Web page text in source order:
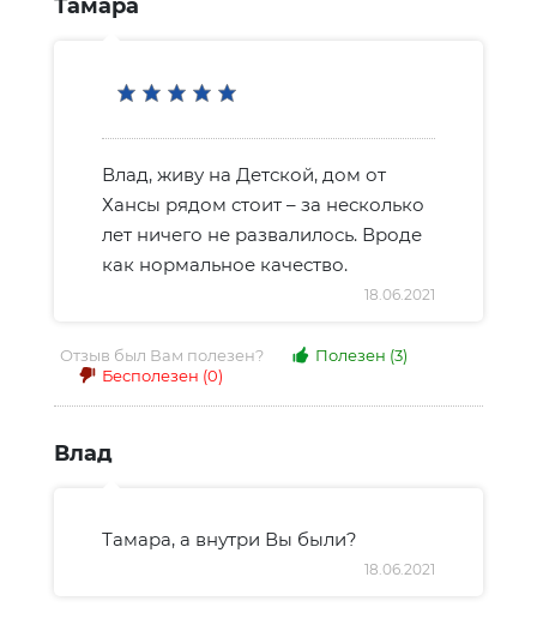
Тамара
Влад, живу на Детской, дом от
Хансы рядом стоит – за несколько
лет ничего не развалилось. Вроде
как нормальное качество.
18.06.2021
Отзыв был Вам полезен? Полезен (3)
Бесполезен (0)
Влад
Тамара, а внутри Вы были?
18.06.2021